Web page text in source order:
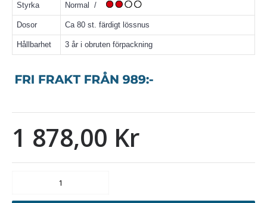
Styrka Normal /
Dosor Ca 80 st. färdigt lössnus
Hållbarhet 3 år i obruten förpackning
1 878,00 Kr